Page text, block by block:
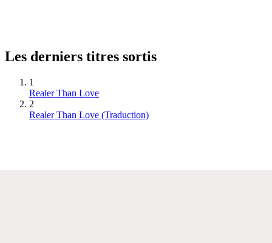
Les derniers titres sortis
1
Realer Than Love
2
Realer Than Love (Traduction)